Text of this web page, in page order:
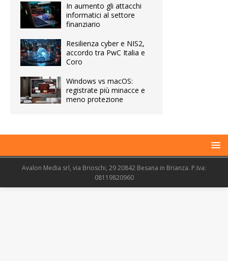
In aumento gli attacchi
informatici al settore
finanziario
Resilienza cyber e NIS2,
accordo tra PwC Italia e
Coro
Windows vs macOS:
registrate più minacce e
meno protezione
Avalon Media srl, via Brioschi, 29 20842 Besana in Brianza. P.Iva:
08119820960